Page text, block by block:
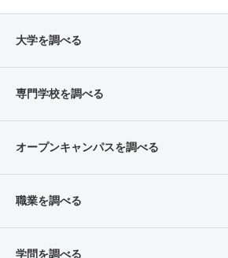
大学を調べる
専門学校を調べる
オープンキャンパスを調べる
職業を調べる
学問を調べる